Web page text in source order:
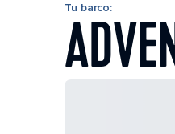
Tu barco: